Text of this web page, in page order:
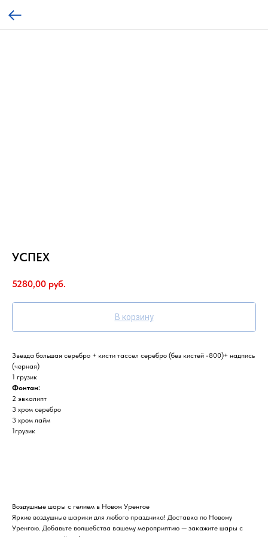
УСПЕХ
5280,00 руб.
В корзину
Звезда большая серебро + кисти тассел серебро (без кистей -800)+ надпись
(черная)
1 грузик
Фонтан:
2 эвкалипт
3 хром серебро
3 хром лайм
1грузик
Воздушные шары с гелием в Новом Уренгое
Яркие воздушные шарики для любого праздника! Доставка по Новому
Уренгою. Добавьте волшебства вашему мероприятию — закажите шары с